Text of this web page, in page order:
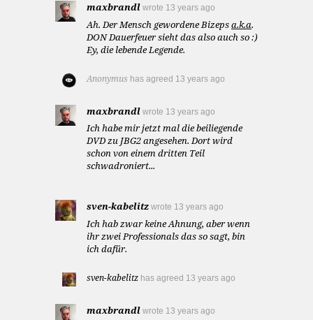
maxbrandl wrote 13 years ago
Ah. Der Mensch gewordene Bizepsa.k.a.
DON Dauerfeuer sieht das also auch so :)
Ey, die lebende Legende.
Anonymus has agreed 13 years ago
maxbrandl wrote 13 years ago
Ich habe mir jetzt mal die beiliegende
DVD zu JBG2 angesehen. Dort wird
schon von einem dritten Teil
schwadroniert...
sven-kabelitz wrote 13 years ago
Ich hab zwar keine Ahnung, aber wenn
ihr zwei Professionals das so sagt, bin
ich dafür.
sven-kabelitz has agreed 13 years ago
maxbrandl wrote 13 years ago